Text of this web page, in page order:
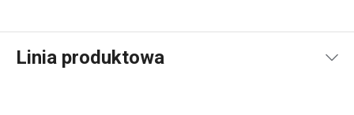
Linia produktowa